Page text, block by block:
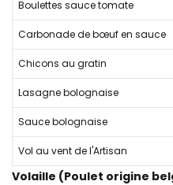
Boulettes sauce tomate
Carbonade de bœuf en sauce
Chicons au gratin
Lasagne bolognaise
Sauce bolognaise
Vol au vent de l'Artisan
Volaille (Poulet origine